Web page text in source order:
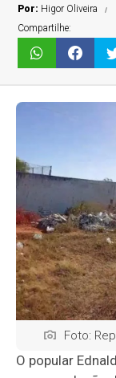
Por: Higor Oliveira
Compartilhe:
Foto:
O popular